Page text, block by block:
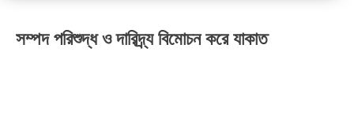
সম্পদ পরিশুদ্ধ ও দারিদ্র্য বিমোচন করে যাকাত